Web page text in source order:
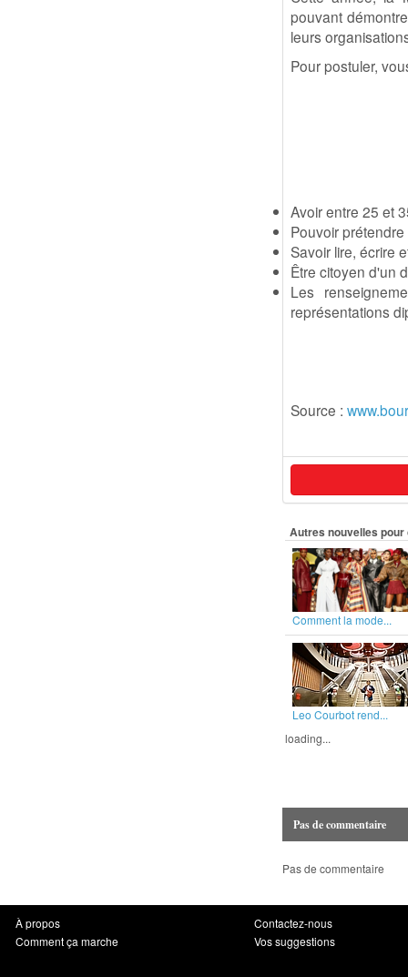
pouvant
leurs
Pour postuler,
Avoir entre 25 et
Pouvoir
Savoir lire, écrire
Être citoyen d'un
Les
représentations
Source :
Autres nouvelles
Comment la mode...
Leo Courbot rend...
loading...
Pas de commentaire
Pas de commentaire
À propos
Comment ça marche
Contactez-nous
Vos suggestions